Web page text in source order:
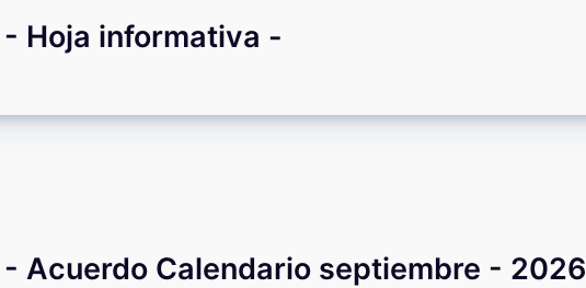
- Hoja informativa -
- Acuerdo Calendario septiembre - 2026